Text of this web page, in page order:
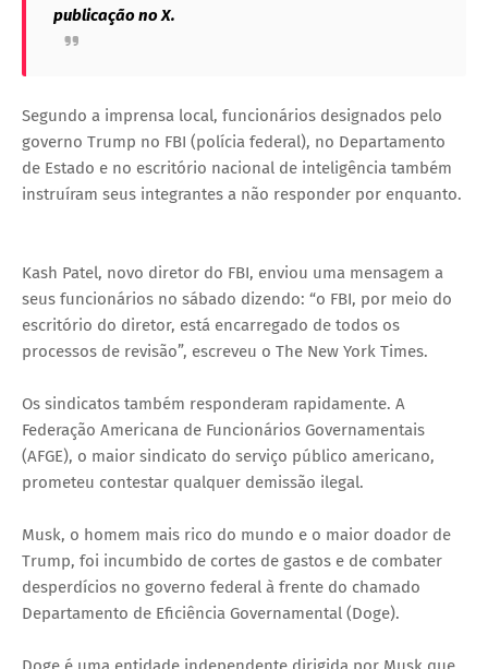
publicação no X.
Segundo a imprensa local, funcionários designados pelo
governo Trump no FBI (polícia federal), no Departamento
de Estado e no escritório nacional de inteligência também
instruíram seus integrantes a não responder por enquanto.
Kash Patel, novo diretor do FBI, enviou uma mensagem a
seus funcionários no sábado dizendo: “o FBI, por meio do
escritório do diretor, está encarregado de todos os
processos de revisão”, escreveu o The New York Times.
Os sindicatos também responderam rapidamente. A
Federação Americana de Funcionários Governamentais
(AFGE), o maior sindicato do serviço público americano,
prometeu contestar qualquer demissão ilegal.
Musk, o homem mais rico do mundo e o maior doador de
Trump, foi incumbido de cortes de gastos e de combater
desperdícios no governo federal à frente do chamado
Departamento de Eficiência Governamental (Doge).